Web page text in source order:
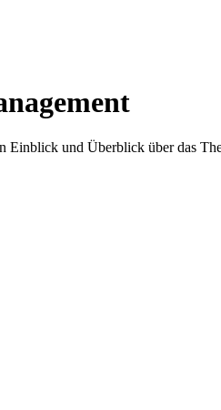
und Überblick über das